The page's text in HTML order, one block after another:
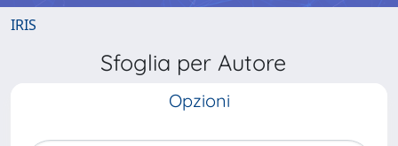
IRIS
Sfoglia per Autore
Opzioni